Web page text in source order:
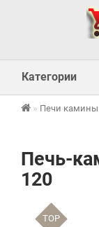
Категории
Печи камины
Печь-
120
TOP